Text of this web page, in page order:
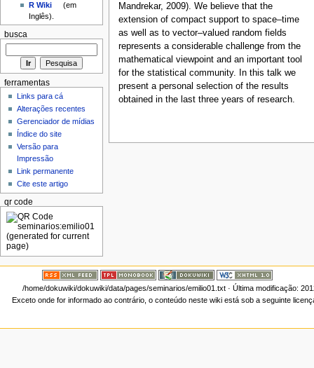
Mandrekar, 2009). We believe that the
extension of compact support to space–time
as well as to vector–valued random fields
represents a considerable challenge from the
mathematical viewpoint and an important tool
for the statistical community. In this talk we
present a personal selection of the results
obtained in the last three years of research.
R Wiki
(em
Inglês).
busca
ferramentas
Links para cá
Alterações recentes
Gerenciador de mídias
Índice do site
Versão para
Impressão
Link permanente
Cite este artigo
qr code
/home/dokuwiki/dokuwiki/data/pages/seminarios/emilio01.txt· Última modificação:
Exceto onde for informado ao contrário, o conteúdo neste wiki está sob a seguinte